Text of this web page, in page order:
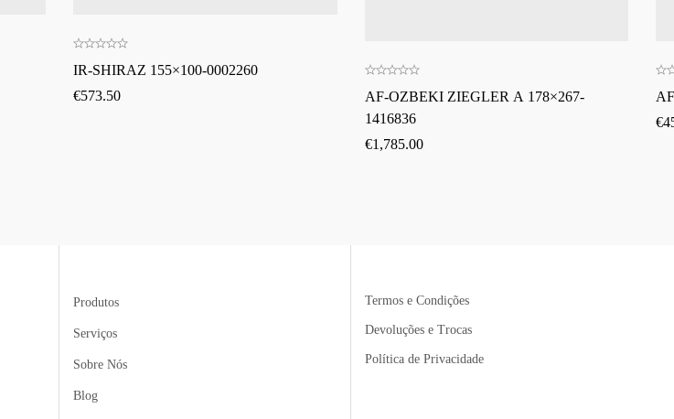
IR-SHIRAZ 155×100-0002260
€573.50
AF-OZBEKI ZIEGLER A 178×267-
1416836
€1,785.00
€
Produtos
Serviços
Sobre Nós
Blog
Termos e Condições
Devoluções e Trocas
Política de Privacidade